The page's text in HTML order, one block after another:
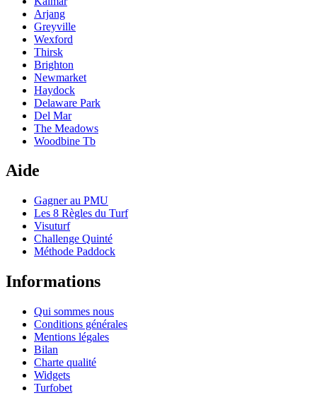
Arjang
Greyville
Wexford
Thirsk
Brighton
Newmarket
Haydock
Delaware Park
Del Mar
The Meadows
Woodbine Tb
Aide
Gagner au PMU
Les 8 Règles du Turf
Visuturf
Challenge Quinté
Méthode Paddock
Informations
Qui sommes nous
Conditions générales
Mentions légales
Bilan
Charte qualité
Widgets
Turfobet